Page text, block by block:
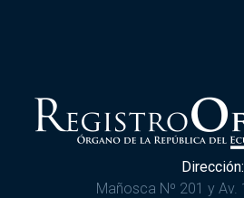
Dirección:
Mañosca Nº 201 y